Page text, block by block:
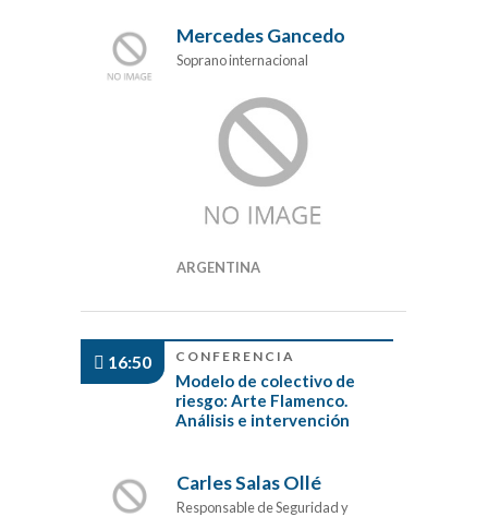
Mercedes Gancedo
Soprano internacional
ARGENTINA
16:50 CONFERENCIA
Modelo de colectivo de
riesgo: Arte Flamenco.
Análisis e intervención
Carles Salas Ollé
Responsable de Seguridad y